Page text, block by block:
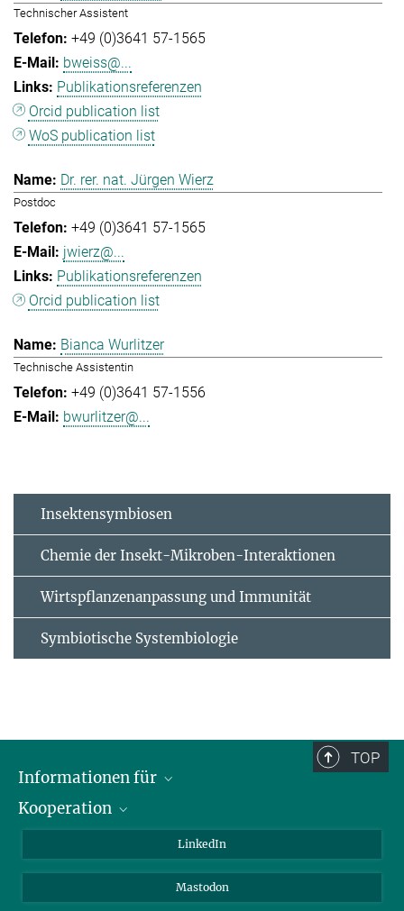
Technischer Assistent
+49 (0)3641 57-1565
bweiss@...
Publikationsreferenzen
Orcid publication list
WoS publication list
Dr. rer. nat. Jürgen Wierz
Postdoc
+49 (0)3641 57-1565
jwierz@...
Publikationsreferenzen
Orcid publication list
Bianca Wurlitzer
Technische Assistentin
+49 (0)3641 57-1556
bwurlitzer@...
Insektensymbiosen
Chemie der Insekt-Mikroben-Interaktionen
Wirtspflanzenanpassung und Immunität
Symbiotische Systembiologie
TOP
Informationen für
Journalisten
Kooperation
Max-Planck-Gesellschaft
Beutenberg Campus e.V.
LinkedIn
Mastodon